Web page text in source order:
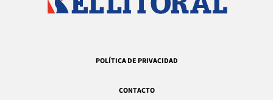
POLÍTICA DE PRIVACIDAD
CONTACTO